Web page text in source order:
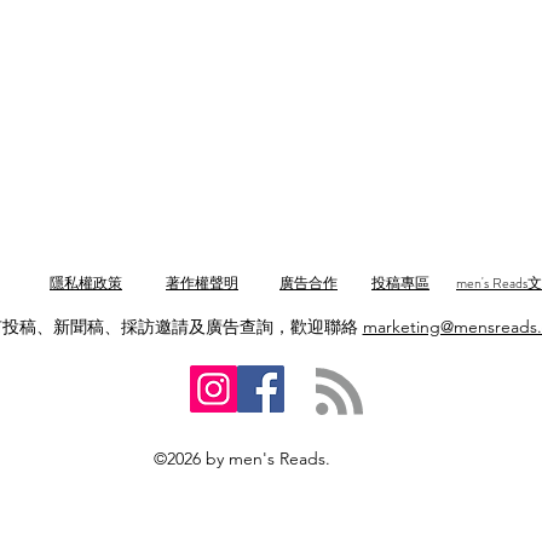
隱私權政策 著作權聲明 廣告合作 投稿專區
men's Reads
稿、新聞稿、採訪邀請及廣告查詢，歡迎聯絡
©2026 by men's Reads.